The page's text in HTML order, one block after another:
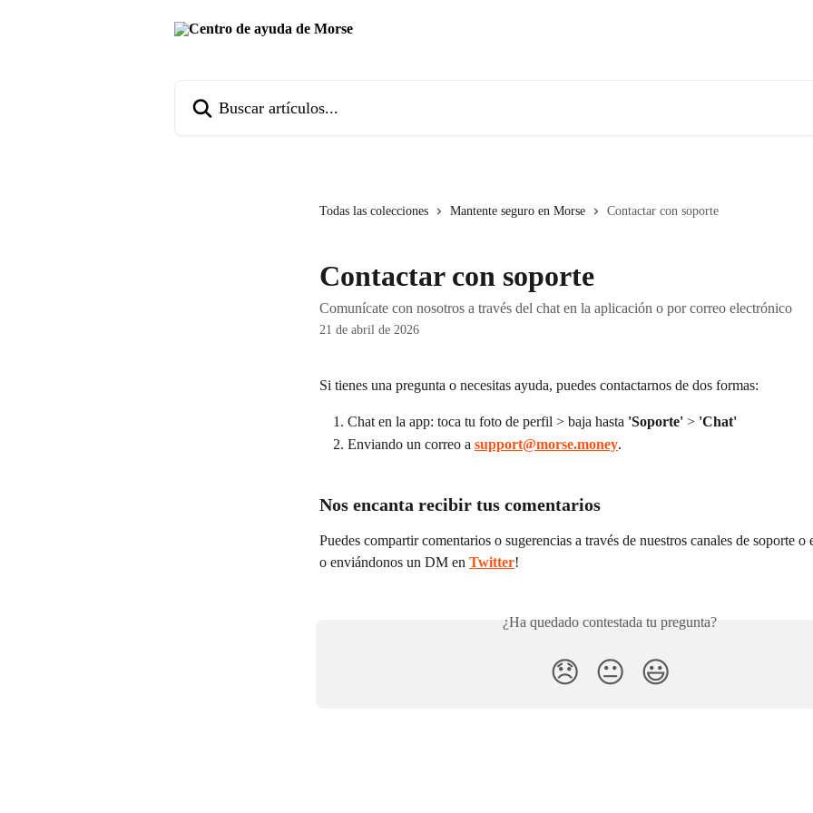
Todas las colecciones Mantente seguro en Morse Contactar con soporte
Contactar con soporte
Comunícate con nosotros a través del chat en la aplicación o por correo electrónico
21 de abril de 2026
Si tienes una pregunta o necesitas ayuda, puedes contactarnos de dos formas:
Chat en la app: toca tu foto de perfil > baja hasta 'Soporte' > 'Chat'
Enviando un correo a support@morse.money.
Nos encanta recibir tus comentarios
Puedes compartir comentarios o sugerencias a través de nuestros canales de soporte o
o enviándonos un DM en Twitter!
¿Ha quedado contestada tu pregunta?
😞 😐 😃